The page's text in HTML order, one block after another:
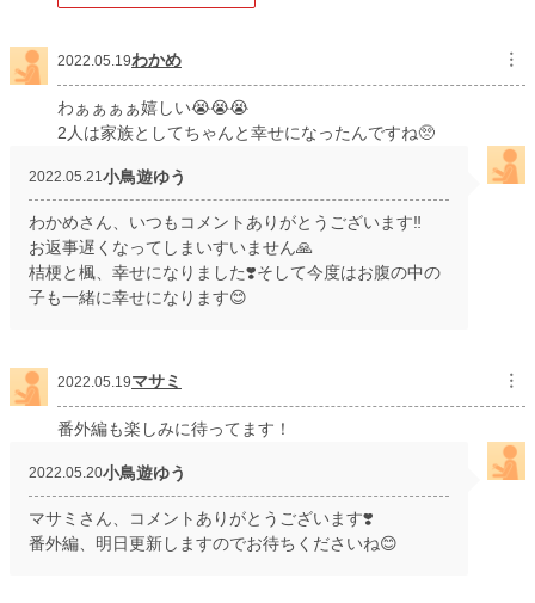
2022.05.19わかめ ︙
わぁぁぁぁ嬉しい😭😭😭
2人は家族としてちゃんと幸せになったんですね🥺
2022.05.21小鳥遊ゆう
わかめさん、いつもコメントありがとうございます‼️
お返事遅くなってしまいすいません🙏
桔梗と楓、幸せになりました❣️そして今度はお腹の中の
子も一緒に幸せになります😊
2022.05.19マサミ ︙
番外編も楽しみに待ってます！
2022.05.20小鳥遊ゆう
マサミさん、コメントありがとうございます❣️
番外編、明日更新しますのでお待ちくださいね😊